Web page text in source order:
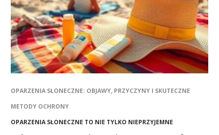
OPARZENIA SŁONECZNE: OBJAWY, PRZYCZYNY I SKUTECZNE
METODY OCHRONY
OPARZENIA SŁONECZNE TO NIE TYLKO NIEPRZYJEMNE